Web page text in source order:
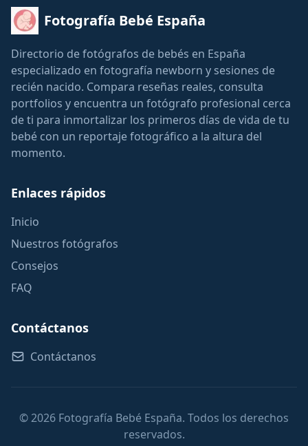
Fotografía Bebé España
Directorio de fotógrafos de bebés en España
especializado en fotografía newborn y sesiones de
recién nacido. Compara reseñas reales, consulta
portfolios y encuentra un fotógrafo profesional cerca
de ti para inmortalizar los primeros días de vida de tu
bebé con un reportaje fotográfico a la altura del
momento.
Enlaces rápidos
Inicio
Nuestros fotógrafos
Consejos
FAQ
Contáctanos
Contáctanos
© 2026 Fotografía Bebé España. Todos los derechos
reservados.